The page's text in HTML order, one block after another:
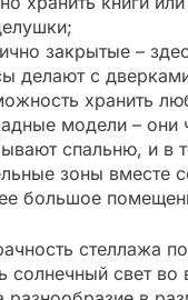
закрытые –
делают с
хранить
модели – они
спальню, и в
зоны вместе
большое
стеллажа
солнечный свет во